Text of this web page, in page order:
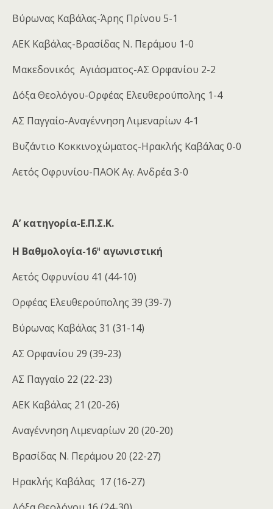
Βύρωνας Καβάλας-Άρης Πρίνου 5-1
ΑΕΚ Καβάλας-Βρασίδας Ν. Περάμου 1-0
Μακεδονικός Αγιάσματος-ΑΣ Ορφανίου 2-2
Δόξα Θεολόγου-Ορφέας Ελευθερούπολης 1-4
ΑΣ Παγγαίο-Αναγέννηση Λιμεναρίων 4-1
Βυζάντιο Κοκκινοχώματος-Ηρακλής Καβάλας 0-0
Αετός Οφρυνίου-ΠΑΟΚ Αγ. Ανδρέα 3-0
Α’ κατηγορία-Ε.Π.Σ.Κ.
Η Βαθμολογία-16η αγωνιστική
Αετός Οφρυνίου 41 (44-10)
Ορφέας Ελευθερούπολης 39 (39-7)
Βύρωνας Καβάλας 31 (31-14)
ΑΣ Ορφανίου 29 (39-23)
ΑΣ Παγγαίο 22 (22-23)
ΑΕK Καβάλας 21 (20-26)
Αναγέννηση Λιμεναρίων 20 (20-20)
Βρασίδας Ν. Περάμου 20 (22-27)
Ηρακλής Καβάλας 17 (16-27)